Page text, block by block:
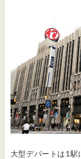
大型デパートは1